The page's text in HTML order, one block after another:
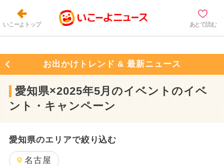
いこーよトップ あとで読む
お出かけトレンド & 最新ニュース
愛知県×2025年5月のイベントのイベ
ント・キャンペーン
愛知県のエリアで絞り込む
名古屋